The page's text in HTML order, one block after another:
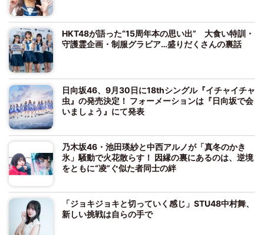
HKT48が語った“15周年本の思い出” 大食い特訓・
守護霊企画・制服グラビア…盛りだくさんの裏話
日向坂46、9月30日に18thシングル『イチャイチャ
虫』の発売決定！ フォーメーションは『日向坂で会
いましょう』にて発表
乃木坂46・池田瑛紗と中西アルノが「真冬のかき
氷」騒動で火花散らす！ 因縁の裏にあるのは、逆境
をともに“凌”ぐ似た者同士の絆
「ジョキジョキと切っていく感じ」STU48中村舞、
新しい挑戦は自らの手で